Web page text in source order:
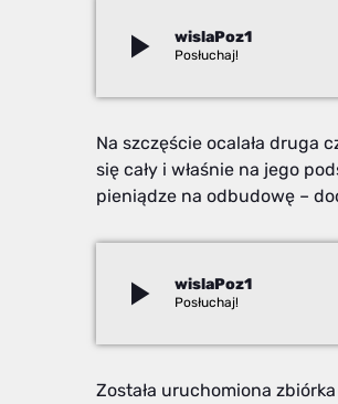
play_arrow wislaPoz1
Na szczęście ocalała druga
się cały i właśnie na jego
pieniądze na odbudowę –
play_arrow wislaPoz1
Została uruchomiona